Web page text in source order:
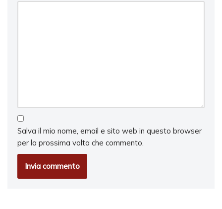
Salva il mio nome, email e sito web in questo browser
per la prossima volta che commento.